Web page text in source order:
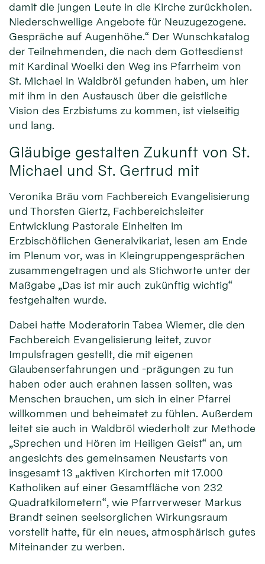
damit die jungen Leute in die Kirche zurückholen.
Niederschwellige Angebote für Neuzugezogene.
Gespräche auf Augenhöhe.“ Der Wunschkatalog
der Teilnehmenden, die nach dem Gottesdienst
mit Kardinal Woelki den Weg ins Pfarrheim von
St. Michael in Waldbröl gefunden haben, um hier
mit ihm in den Austausch über die geistliche
Vision des Erzbistums zu kommen, ist vielseitig
und lang.
Gläubige gestalten Zukunft von St.
Michael und St. Gertrud mit
Veronika Bräu vom Fachbereich Evangelisierung
und Thorsten Giertz, Fachbereichsleiter
Entwicklung Pastorale Einheiten im
Erzbischöflichen Generalvikariat, lesen am Ende
im Plenum vor, was in Kleingruppengesprächen
zusammengetragen und als Stichworte unter der
Maßgabe „Das ist mir auch zukünftig wichtig“
festgehalten wurde.
Dabei hatte Moderatorin Tabea Wiemer, die den
Fachbereich Evangelisierung leitet, zuvor
Impulsfragen gestellt, die mit eigenen
Glaubenserfahrungen und -prägungen zu tun
haben oder auch erahnen lassen sollten, was
Menschen brauchen, um sich in einer Pfarrei
willkommen und beheimatet zu fühlen. Außerdem
leitet sie auch in Waldbröl wiederholt zur Methode
„Sprechen und Hören im Heiligen Geist“ an, um
angesichts des gemeinsamen Neustarts von
insgesamt 13 „aktiven Kirchorten mit 17.000
Katholiken auf einer Gesamtfläche von 232
Quadratkilometern“, wie Pfarrverweser Markus
Brandt seinen seelsorglichen Wirkungsraum
vorstellt hatte, für ein neues, atmosphärisch gutes
Miteinander zu werben.